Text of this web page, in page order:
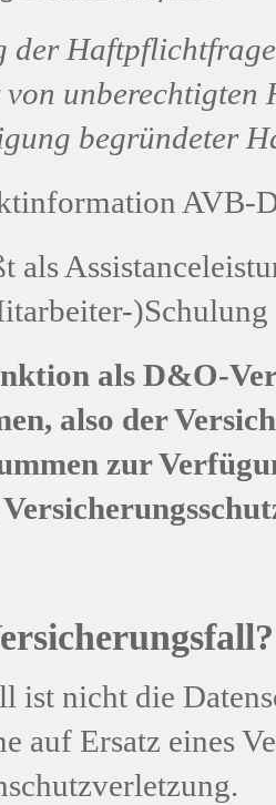
der
von
begründeter
AVB-
als
als D&O-
also der
zur
ist nicht die
auf Ersatz eines